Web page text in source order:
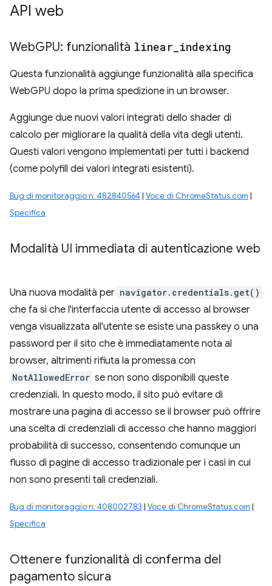
API web
WebGPU: funzionalità linear indexing
Questa funzionalità aggiunge funzionalità alla specifica
WebGPU dopo la prima spedizione in un browser.
Aggiunge due nuovi valori integrati dello shader di
calcolo per migliorare la qualità della vita degli utenti.
Questi valori vengono implementati per tutti i backend
(come polyfill dei valori integrati esistenti).
Bug di monitoraggio n. 482840564 | Voce di ChromeStatus.com |
Specifica
Modalità UI immediata di autenticazione web
Una nuova modalità per navigator.credentials.get()
che fa sì che l'interfaccia utente di accesso al browser
venga visualizzata all'utente se esiste una passkey o una
password per il sito che è immediatamente nota al
browser, altrimenti rifiuta la promessa con
NotAllowedError se non sono disponibili queste
credenziali. In questo modo, il sito può evitare di
mostrare una pagina di accesso se il browser può offrire
una scelta di credenziali di accesso che hanno maggiori
probabilità di successo, consentendo comunque un
flusso di pagine di accesso tradizionale per i casi in cui
non sono presenti tali credenziali.
Bug di monitoraggio n. 408002783 | Voce di ChromeStatus.com |
Specifica
Ottenere funzionalità di conferma del
pagamento sicura